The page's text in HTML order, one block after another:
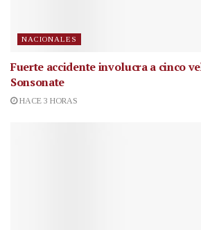
NACIONALES
Fuerte accidente involucra a cinco
Sonsonate
HACE 3 HORAS